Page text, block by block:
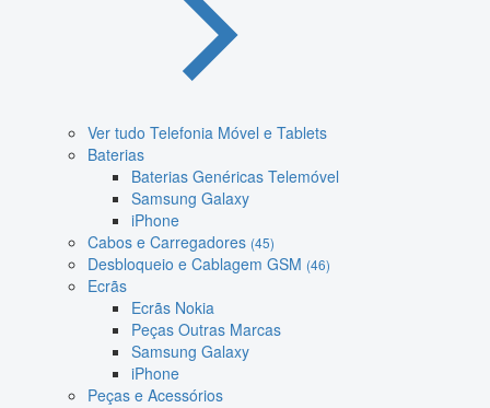
Ver tudo Telefonia Móvel e Tablets
Baterias
Baterias Genéricas Telemóvel
Samsung Galaxy
iPhone
Cabos e Carregadores (45)
Desbloqueio e Cablagem GSM (46)
Ecrãs
Ecrãs Nokia
Peças Outras Marcas
Samsung Galaxy
iPhone
Peças e Acessórios